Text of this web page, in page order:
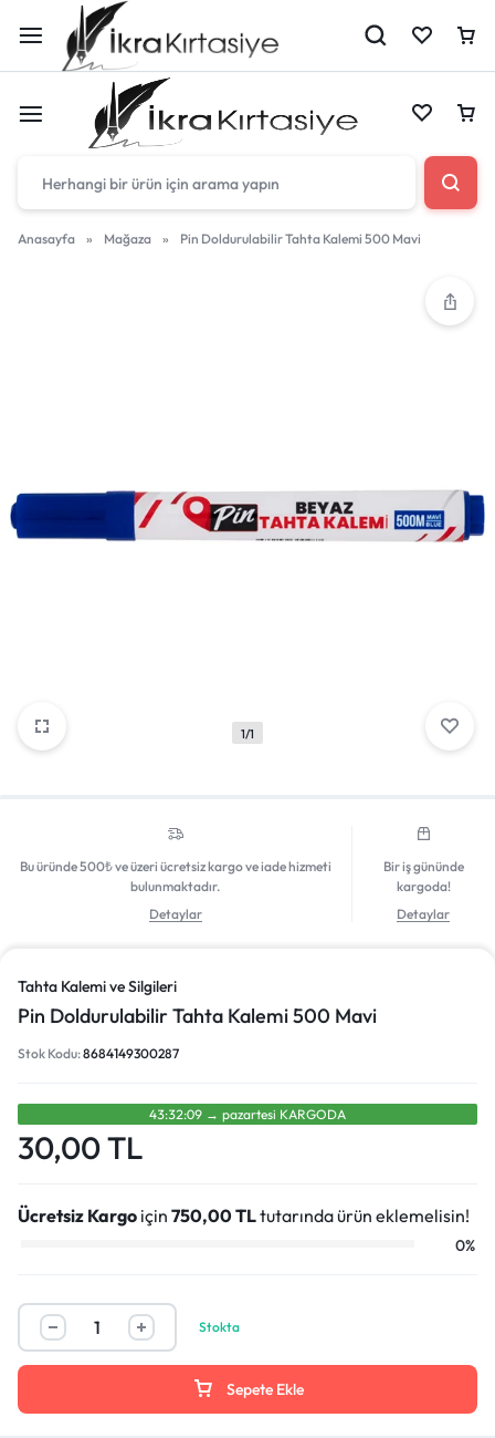
Mağazadaki Yenilikler
Çantan boş
Anasayfa » Mağaza » Pin Doldurulabilir Tahta Kalemi 500 Mavi
1/1
Bu üründe 500₺ ve üzeri ücretsiz kargo ve iade hizmeti
bulunmaktadır.
Detaylar
Bir iş gününde
kargoda!
Detaylar
Tahta Kalemi ve Silgileri
Pin Doldurulabilir Tahta Kalemi 500 Mavi
Stok Kodu:8684149300287
43:32:09 → pazartesi̇ KARGODA
30,00TL
Ücretsiz Kargo için 750,00TLtutarında ürün eklemelisin!
0%
Stokta
Sepete Ekle